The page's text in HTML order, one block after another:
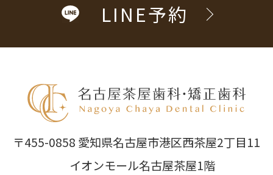
LINE予約
〒455-0858 愛知県名古屋市港区西茶屋2丁目11
イオンモール名古屋茶屋1階